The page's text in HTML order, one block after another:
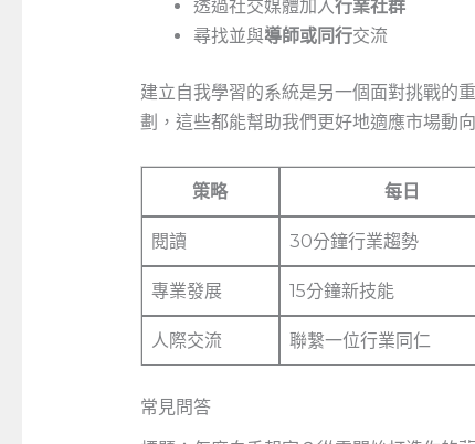
透過社交媒體加入行業社群
尋找並與導師或同行交流
建立自我學習的系統是另一個面對挑戰的
劃，這些都能幫助我們更好地適應市場動
策略 每日
閱讀 30分鐘行業趨勢
專業發展 15分鐘新技能
人際交流 聯繫一位行業同仁
常見問答